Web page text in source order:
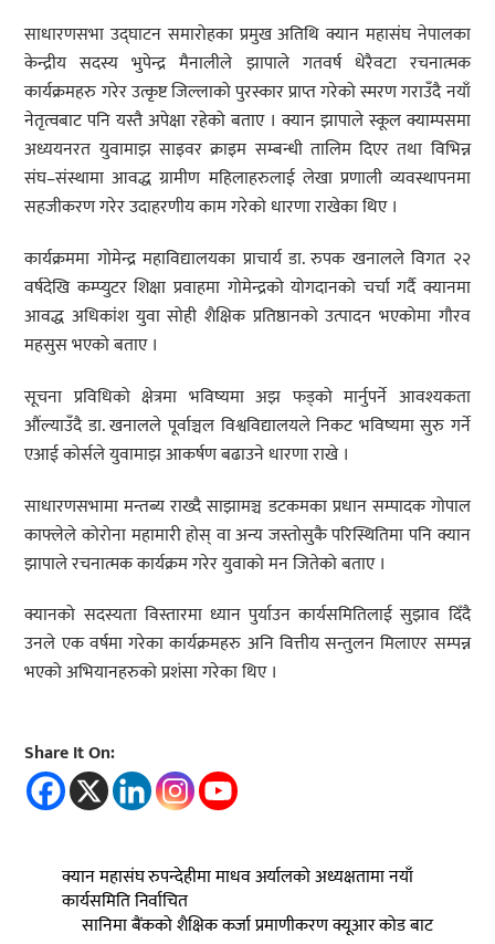
साधारणसभा उद्घाटन समारोहका प्रमुख अतिथि क्यान महासंघ नेपालका
केन्द्रीय सदस्य भुपेन्द्र मैनालीले झापाले गतवर्ष धेरैवटा रचनात्मक
कार्यक्रमहरु गरेर उत्कृष्ट जिल्लाको पुरस्कार प्राप्त गरेको स्मरण गराउँदै नयाँ
नेतृत्वबाट पनि यस्तै अपेक्षा रहेको बताए । क्यान झापाले स्कूल क्याम्पसमा
अध्ययनरत युवामाझ साइवर क्राइम सम्बन्धी तालिम दिएर तथा विभिन्न
संघ–संस्थामा आवद्ध ग्रामीण महिलाहरुलाई लेखा प्रणाली व्यवस्थापनमा
सहजीकरण गरेर उदाहरणीय काम गरेको धारणा राखेका थिए ।
कार्यक्रममा गोमेन्द्र महाविद्यालयका प्राचार्य डा. रुपक खनालले विगत २२
वर्षदेखि कम्प्युटर शिक्षा प्रवाहमा गोमेन्द्रको योगदानको चर्चा गर्दै क्यानमा
आवद्ध अधिकांश युवा सोही शैक्षिक प्रतिष्ठानको उत्पादन भएकोमा गौरव
महसुस भएको बताए ।
सूचना प्रविधिको क्षेत्रमा भविष्यमा अझ फड्को मार्नुपर्ने आवश्यकता
औंल्याउँदै डा. खनालले पूर्वाञ्चल विश्वविद्यालयले निकट भविष्यमा सुरु गर्ने
एआई कोर्सले युवामाझ आकर्षण बढाउने धारणा राखे ।
साधारणसभामा मन्तब्य राख्दै साझामञ्च डटकमका प्रधान सम्पादक गोपाल
काफ्लेले कोरोना महामारी होस् वा अन्य जस्तोसुकै परिस्थितिमा पनि क्यान
झापाले रचनात्मक कार्यक्रम गरेर युवाको मन जितेको बताए ।
क्यानको सदस्यता विस्तारमा ध्यान पुर्याउन कार्यसमितिलाई सुझाव दिँदै
उनले एक वर्षमा गरेका कार्यक्रमहरु अनि वित्तीय सन्तुलन मिलाएर सम्पन्न
भएको अभियानहरुको प्रशंसा गरेका थिए ।
Share It On:
क्यान महासंघ रुपन्देहीमा माधव अर्यालको अध्यक्षतामा नयाँ
कार्यसमिति निर्वाचित
सानिमा बैंकको शैक्षिक कर्जा प्रमाणीकरण क्यूआर कोड बाट